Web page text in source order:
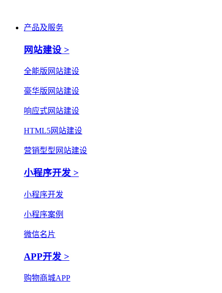
产品及服务
网站建设 >
全能版网站建设
豪华版网站建设
响应式网站建设
HTML5网站建设
营销型型网站建设
小程序开发 >
小程序开发
小程序案例
微信名片
APP开发 >
购物商城APP